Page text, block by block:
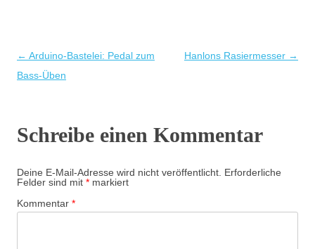
Beitragsnavigation
← Arduino-Bastelei: Pedal zum
Bass-Üben
Hanlons Rasiermesser →
Schreibe einen Kommentar
Deine E-Mail-Adresse wird nicht veröffentlicht. Erforderliche
Felder sind mit * markiert
Kommentar *